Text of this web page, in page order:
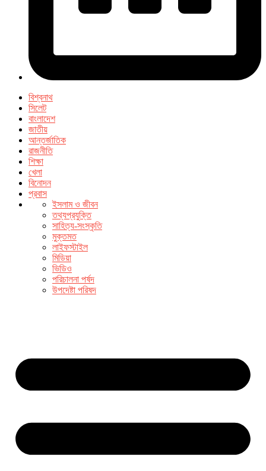
বিশ্বনাথ
সিলেট
বাংলাদেশ
জাতীয়
আন্তর্জাতিক
রাজনীতি
শিক্ষা
খেলা
বিনোদন
প্রবাস
ইসলাম ও জীবন
তথ্যপ্রযুক্তি
সাহিত্য-সংস্কৃতি
মুক্তমত
লাইফস্টাইল
মিডিয়া
ভিডিও
পরিচালনা পর্ষদ
উপদেষ্টা পরিষদ